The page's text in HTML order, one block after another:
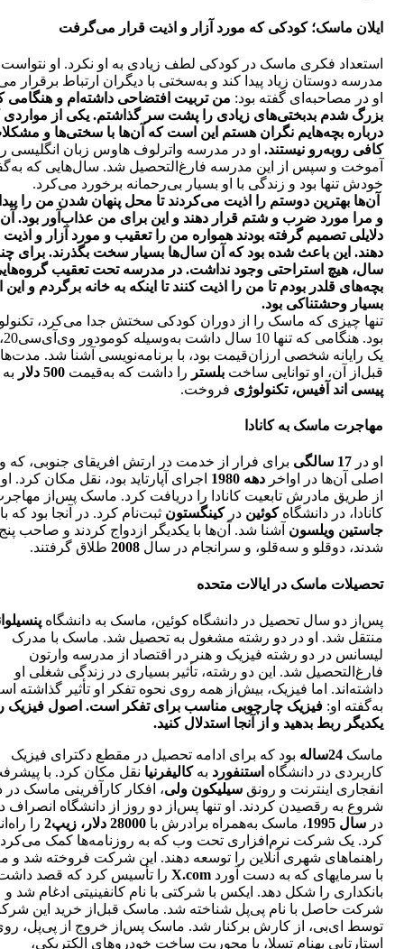
ایلان ماسک؛ کودکی که مورد آزار و اذیت قرار می‌‎گرفت
استعداد فکری ماسک در کودکی لطف زیادی به او نکرد. او
مدرسه دوستان زیاد پیدا کند و به‌سختی با دیگران ارتباط برقرار
‌او در مصاحبه‌ای گفته بود: من تربیت افتضاحی داشته‌ام و هنگامی
بزرگ شدم بدبختی‌های زیادی را پشت سر گذاشتم. یکی از مواردی
درباره بچه‌هایم نگران هستم این است که آن‌ها با سختی‌ها و
کافی روبه‌رو نیستند. او در مدرسه واترلوف هاوس زبان انگلیسی
آموخت و سپس از این مدرسه فارغ‌التحصیل شد. سال‌هایی که
خودش تنها بود و زندگی با او بسیار بی‌رحمانه برخورد می‌کرد.
آن‌ها بهترین دوستم را اذیت می‌کردند تا محل پنهان شدن من را
و مرا مورد ضرب و شتم قرار دهند و این برای من عذاب‌آور بود.
دلایلی تصمیم گرفته بودند همواره من را تعقیب و مورد آزار و اذیت
دهند. این باعث شده بود که آن سال‌ها بسیار سخت بگذرند. برای
سال، هیچ استراحتی وجود نداشت. در مدرسه تحت تعقیب
بچه‌های قلدر بودم تا من را اذیت کنند تا اینکه به خانه برگردم و این
بسیار وحشتناکی بود.
تنها چیزی که ماسک را از دوران کودکی سختش جدا می‌کرد،
بود.
یک رایانه شخصی ارزان‌قیمت بود، با برنامه‌نویسی آشنا شد. مدت‌ها
قبل‌از آن، او توانایی ساخت بلستر را داشت که به‌قیمت 500 دلار
پیسی اند آفیس،تکنولوژی فروخت.
مهاجرت ماسک به کانادا
او در 17 سالگی
برای فرار از خدمت در ارتش ‌افریقای جنوبی، که
اصلی آن‌ها در اواخر دهه 1980
اجرای آپارتاید بود، نقل مکان کرد. او
از طریق مادرش تابعیت کانادا را دریافت کرد. ماسک پس‌از
کانادا، در دانشگاهکوئین در کینگستون ثبت‌نام کرد. در آنجا بود که با
جاستین ویلسون آشنا شد. آن‌ها با یکدیگر ازدواج کردند و صاحب
شدند، دوقلو و سه‌قلو، و سرانجام در سال 2008 طلاق گرفتند.
تحصیلات ماسک در ایالات متحده
پس‌از دو سال تحصیل در دانشگاه کوئین، ماسک به دانشگاه
منتقل شد. او در دو رشته مشغول به تحصیل شد. ماسک با مدرک
لیسانس در دو رشته فیزیک و هنر در اقتصاد از مدرسه وارتون
فارغ‌التحصیل شد. این دو رشته، تأثیر بسیاری در زندگی شغلی او
داشته‌اند. اما فیزیک، بیش‌از همه روی نحوه تفکر او تأثیر گذاشته
به‌گفته او: فیزیک چارچوبی مناسب برای تفکر است. اصول فیزیک
یکدیگر ربط بدهید و از آنجا استدلال کنید.
ماسک 24ساله
بود که برای ادامه تحصیل در مقطع دکترای فیزیک
کاربردی در دانشگاه استنفورد بهکالیفرنیا نقل مکان کرد. با
انفجاری اینترنت و رونق سیلیکون ولی، افکار کارآفرینی ماسک
شروع به رقصیدن کردند. او تنها پس‌از دو روز از دانشگاه انصراف
در سال 1995 ، ماسک به‌همراه برادرش با 28000 دلار، زیپ2
را
کرد. یک شرکت نرم‌افزاری تحت وب که به روزنامه‌ها کمک می‌کرد
راهنماهای شهری آنلاین را توسعه دهند. این شرکت فروخته شد و
با سرمایهای که به دست آورد X.com را تأسیس کرد که قصد داشت
بانکداری را شکل دهد. ایکس با شرکتی با نام کانفینیتی ادغام شد و
شرکت حاصل با نام پی‌پل شناخته شد. ماسک قبل‌از خرید این
توسط ای‌بی، از کارش برکنار شد. ماسک پس‌از خروج از پی‌پل،
استارتاپی بهنام تسلا، با محوریت ساخت خودروهای الکتریکی،